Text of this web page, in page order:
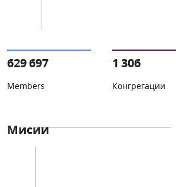
629 697
Members
1 306
Конгрегации
Мисии